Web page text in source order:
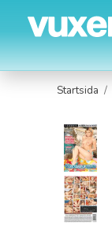
Startsida /